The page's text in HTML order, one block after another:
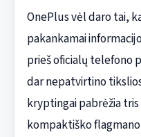
OnePlus vėl daro tai,
pakankamai
prieš oficialų telefono
dar nepatvirtino
kryptingai pabrėžia
kompaktiško